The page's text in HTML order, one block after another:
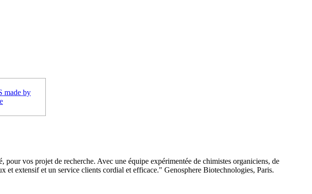
vos projet de recherche. Avec une équipe expérimentée de chimistes organiciens, de
extensif et un service clients cordial et efficace." Genosphere Biotechnologies, Paris.